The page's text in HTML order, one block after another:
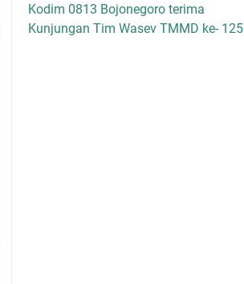
Kodim 0813 Bojonegoro terima
Kunjungan Tim Wasev TMMD ke- 125